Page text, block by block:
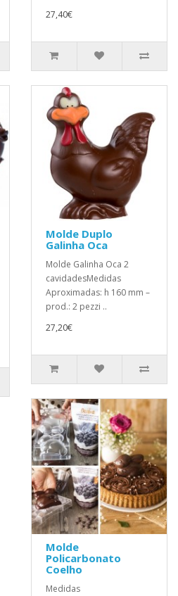
27,40€
Molde Duplo
Galinha Oca
Molde Galinha Oca 2
cavidadesMedidas
Aproximadas: h 160 mm –
prod.: 2 pezzi ..
27,20€
Molde
Policarbonato
Coelho
Medidas